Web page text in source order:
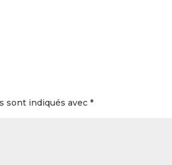
sont indiqués avec*